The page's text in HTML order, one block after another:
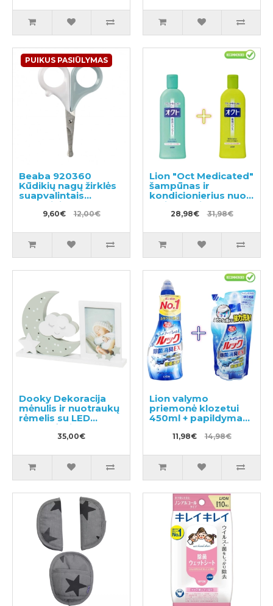
PUIKUS PASIŪLYMAS
Beaba 920360
Kūdikių nagų žirklės
suapvalintais
antgaliais
9,60€ 12,00€
Lion "Oct Medicated"
šampūnas ir
kondicionierius nuo
pleiskanų ir galvos
odos niežėjimo
28,98€ 31,98€
Dooky Dekoracija
mėnulis ir nuotraukų
rėmelis su LED
lemputėmis
35,00€
Lion valymo
priemonė klozetui
450ml + papildymas
11,98€ 14,98€